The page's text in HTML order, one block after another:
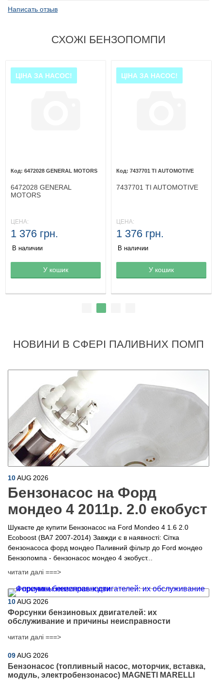
Написать отзыв
СХОЖІ БЕНЗОПОМПИ
Товар в корзине
ЦІНА ЗА НАСОС!
6472028 GENERAL MOTORS
6472028 GENERAL
MOTORS
ЦЕНА:
1 376 грн.
В наличии
У кошик Товар в корзине
ЦІНА ЗА НАСОС!
7437701 TI AUTOMOTIVE
7437701 TI AUTOMOTIVE
ЦЕНА:
1 376 грн.
В наличии
У кошик
НОВИНИ В СФЕРІ ПАЛИВНИХ ПОМП
10AUG 2026
Бензонасос на Форд
мондео 4 2011р. 2.0 екобуст
Шукаєте де купити Бензонасос на Ford Mondeo 4 1.6 2.0
Ecoboost (BA7 2007-2014) Завжди є в наявності: Сітка
бензонасоса форд мондео Паливний фільтр до Ford мондео
Бензопомпа - бензонасос мондео 4 экобуст...
читати далі ===>
10AUG 2026
Форсунки бензиновых двигателей: их
обслуживание и причины неисправности
читати далі ===>
09AUG 2026
Бензонасос (топливный насос, моторчик, вставка,
модуль, электробензонасос) MAGNETI MARELLI